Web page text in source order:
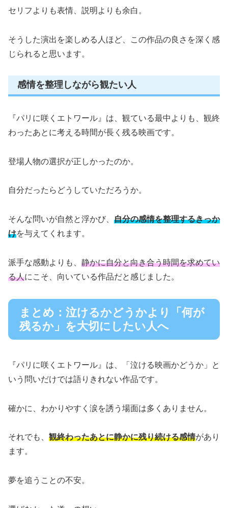
セリフよりも表情、説明よりも余白。
そうした演出を楽しめる人ほど、この作品の良さを深く感
じられると思います。
感情を整理しながら観たい人
『パリに咲くエトワール』は、観ている最中よりも、観終
わったあとに考える時間が長く残る映画です。
登場人物の選択が正しかったのか。
自分だったらどうしていただろうか。
そんな問いが自然と浮かび、 自分の感情を整理するきっか
けを与えてくれます。
派手な感動よりも、 静かに自分と向き合う時間を求めてい
る人にこそ、向いている作品だと感じました。
まとめ：泣けるかどうかより「何が
残るか」を大切にしたい人へ
『パリに咲くエトワール』は、「泣ける映画かどうか」と
いう問いだけでは語りきれない作品です。
確かに、わかりやすく涙を誘う場面は多くありません。
それでも、 観終わったあとに静かに残り続ける感情があり
ます。
夢を追うことの不安。